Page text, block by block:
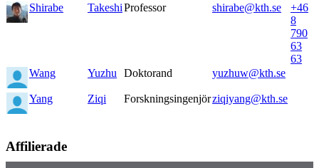
Shirabe TakeshiProfessor shirabe@kth.se
+46
8
790
63
63
Wang
Yuzhu Doktorand yuzhuw@kth.se
Yang Ziqi Forskningsingenjörziqiyang@kth.se
Affilierade